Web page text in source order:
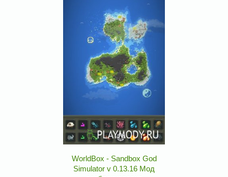
WorldBox - Sandbox God
Simulator v 0.13.16 Мод